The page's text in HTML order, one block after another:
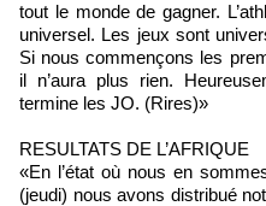
tout le monde de gagner.
universel. Les jeux sont
Si nous commençons les
il n’aura plus rien.
termine les JO. (Rires)»
RESULTATS DE L’AFRIQUE
«En l’état où nous en
(jeudi) nous avons distribué